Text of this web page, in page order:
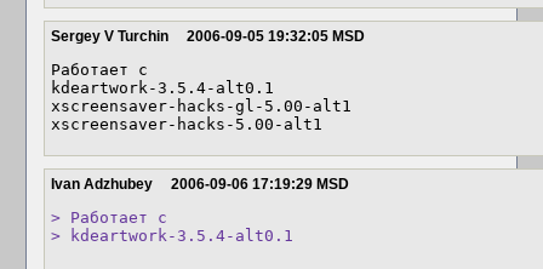
Sergey V Turchin 2006-09-05 19:32:05 MSD
Работает с
kdeartwork-3.5.4-alt0.1
xscreensaver-hacks-gl-5.00-alt1
xscreensaver-hacks-5.00-alt1
Ivan Adzhubey 2006-09-06 17:19:29 MSD
> Работает с
> kdeartwork-3.5.4-alt0.1